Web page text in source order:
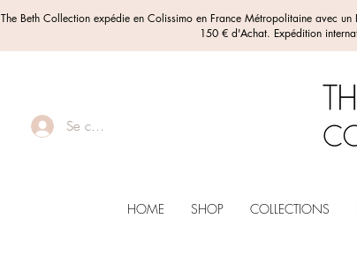
The Beth Collection expédie en Colissimo en France Métropolitaine avec
150 € d'Achat. Expédition
Se connecter
HOME SHOP COLLECTIONS